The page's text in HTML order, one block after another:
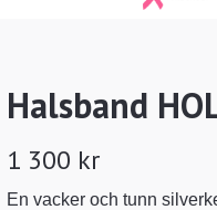
Halsband
1 300 kr
En vacker och tunn